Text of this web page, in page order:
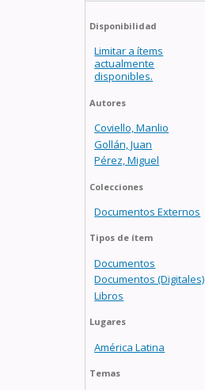
Disponibilidad
Limitar a ítems
actualmente
disponibles.
Autores
Coviello, Manlio
Gollán, Juan
Pérez, Miguel
Colecciones
Documentos Externos
Tipos de ítem
Documentos
Documentos (Digitales)
Libros
Lugares
América Latina
Temas